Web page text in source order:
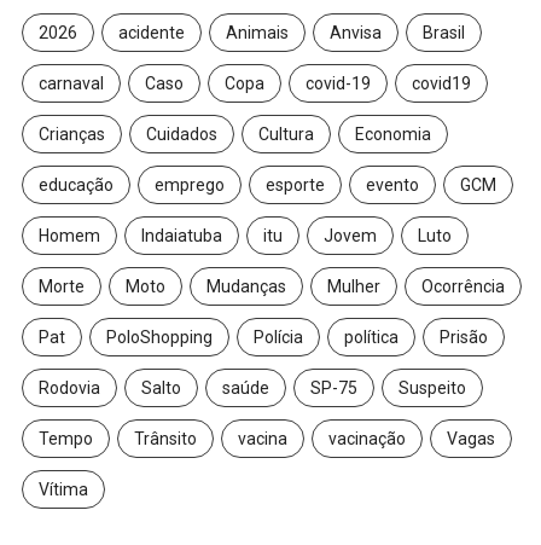
2026 acidente Animais Anvisa Brasil
carnaval Caso Copa covid-19 covid19
Crianças Cuidados Cultura Economia
educação emprego esporte evento GCM
Homem Indaiatuba itu Jovem Luto
Morte Moto Mudanças Mulher Ocorrência
Pat PoloShopping Polícia política Prisão
Rodovia Salto saúde SP-75 Suspeito
Tempo Trânsito vacina vacinação Vagas
Vítima